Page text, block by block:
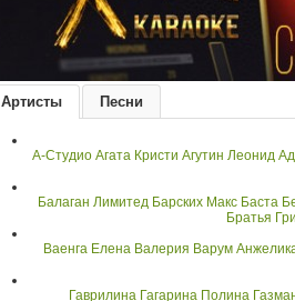
Артисты Песни
А-Студио Агата Кристи Агутин Леонид
Балаган Лимитед Барских Макс Баста
Братья
Ваенга Елена Валерия Варум
Гаврилина Гагарина Полина